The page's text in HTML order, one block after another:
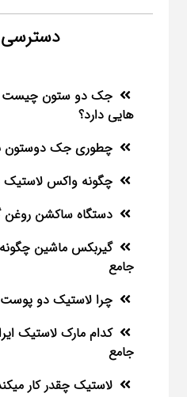
جک دو ستون چیست
هایی دارد؟
چطوری جک دوستون
چگونه واکس
دستگاه ساکشن
گیربکس ماشین
جامع
چرا لاستیک دو
کدام مارک لاستیک
جامع
لاستیک چقدر کار